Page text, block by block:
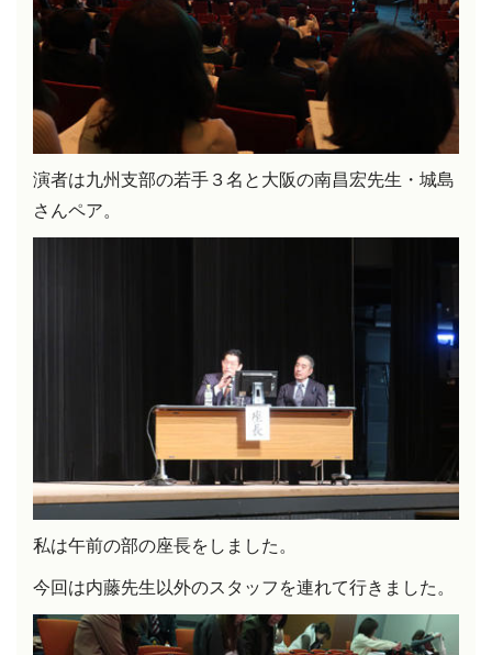
演者は九州支部の若手３名と大阪の南昌宏先生・城島
さんペア。
私は午前の部の座長をしました。
今回は内藤先生以外のスタッフを連れて行きました。